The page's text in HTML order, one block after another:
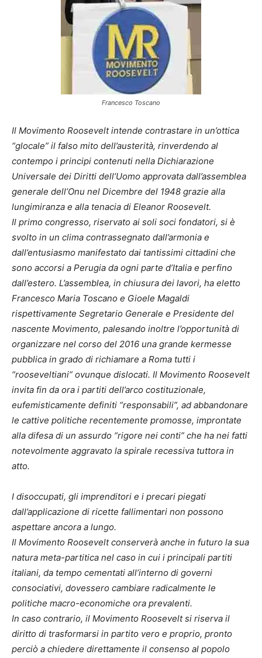
Francesco Toscano
Il Movimento Roosevelt intende contrastare in un’ottica
“glocale” il falso mito dell’austerità, rinverdendo al
contempo i principi contenuti nella Dichiarazione
Universale dei Diritti dell’Uomo approvata dall’assemblea
generale dell’Onu nel Dicembre del 1948 grazie alla
lungimiranza e alla tenacia di Eleanor Roosevelt.
Il primo congresso, riservato ai soli soci fondatori, si è
svolto in un clima contrassegnato dall’armonia e
dall’entusiasmo manifestato dai tantissimi cittadini che
sono accorsi a Perugia da ogni parte d’Italia e perfino
dall’estero. L’assemblea, in chiusura dei lavori, ha eletto
Francesco Maria Toscano e Gioele Magaldi
rispettivamente Segretario Generale e Presidente del
nascente Movimento, palesando inoltre l’opportunità di
organizzare nel corso del 2016 una grande kermesse
pubblica in grado di richiamare a Roma tutti i
“rooseveltiani” ovunque dislocati. Il Movimento Roosevelt
invita fin da ora i partiti dell’arco costituzionale,
eufemisticamente definiti “responsabili”, ad abbandonare
le cattive politiche recentemente promosse, improntate
alla difesa di un assurdo “rigore nei conti” che ha nei fatti
notevolmente aggravato la spirale recessiva tuttora in
atto.
I disoccupati, gli imprenditori e i precari piegati
dall’applicazione di ricette fallimentari non possono
aspettare ancora a lungo.
Il Movimento Roosevelt conserverà anche in futuro la sua
natura meta-partitica nel caso in cui i principali partiti
italiani, da tempo cementati all’interno di governi
consociativi, dovessero cambiare radicalmente le
politiche macro-economiche ora prevalenti.
In caso contrario, il Movimento Roosevelt si riserva il
diritto di trasformarsi in partito vero e proprio, pronto
perciò a chiedere direttamente il consenso al popolo